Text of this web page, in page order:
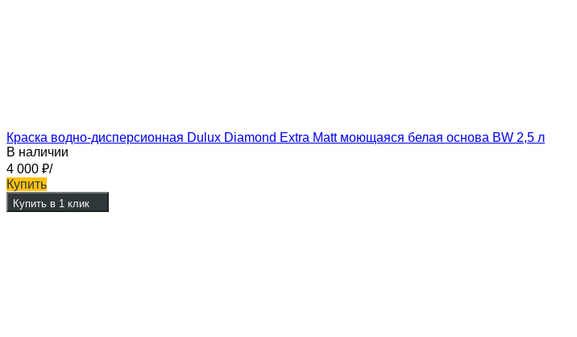
Краска водно-дисперсионная Dulux Diamond Extra Matt моющаяся белая основа BW 2,5 л
В наличии
4 000 ₽/
Купить
Купить в 1 клик